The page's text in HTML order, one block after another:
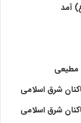
آمد
مطیعی
شرق اسلامی
شرق اسلامی